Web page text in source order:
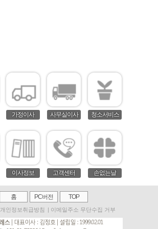
가정이사 사무실이사 청소서비스
이사정보 고객센터 손없는날
홈 PC버전 TOP
개인정보취급방침 | 이메일주소 무단수집 거부